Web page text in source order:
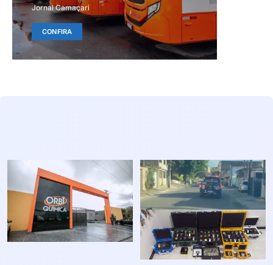
Jornal Camaçari
CONFIRA